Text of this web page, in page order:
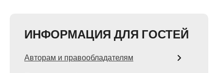
ИНФОРМАЦИЯ ДЛЯ ГОСТЕЙ
Авторам и правообладателям